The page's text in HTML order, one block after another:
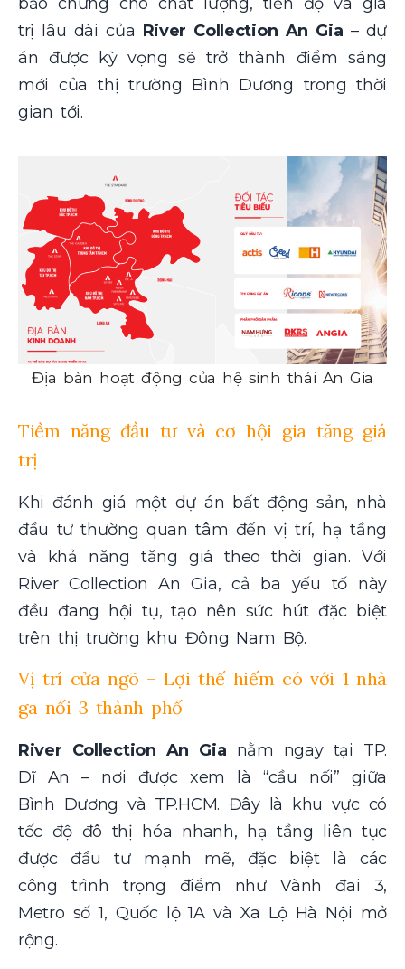
trị lâu dài của River Collection An Gia – dự
án được kỳ vọng sẽ trở thành điểm sáng
mới của thị trường Bình Dương trong thời
gian tới.
Địa bàn hoạt động của hệ sinh thái An Gia
Tiềm năng đầu tư và cơ hội gia tăng giá
trị
Khi đánh giá một dự án bất động sản, nhà
đầu tư thường quan tâm đến vị trí, hạ tầng
và khả năng tăng giá theo thời gian. Với
River Collection An Gia, cả ba yếu tố này
đều đang hội tụ, tạo nên sức hút đặc biệt
trên thị trường khu Đông Nam Bộ.
Vị trí cửa ngõ – Lợi thế hiếm có với 1 nhà
ga nối 3 thành phố
River Collection An Gia nằm ngay tại TP.
Dĩ An – nơi được xem là “cầu nối” giữa
Bình Dương và TP.HCM. Đây là khu vực có
tốc độ đô thị hóa nhanh, hạ tầng liên tục
được đầu tư mạnh mẽ, đặc biệt là các
công trình trọng điểm như Vành đai 3,
Metro số 1, Quốc lộ 1A và Xa Lộ Hà Nội mở
rộng.